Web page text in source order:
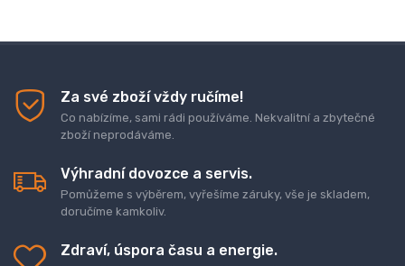
Za své zboží vždy ručíme!
Co nabízíme, sami rádi používáme. Nekvalitní a zbytečné
zboží neprodáváme.
Výhradní dovozce a servis.
Pomůžeme s výběrem, vyřešíme záruky, vše je skladem,
doručíme kamkoliv.
Zdraví, úspora času a energie.